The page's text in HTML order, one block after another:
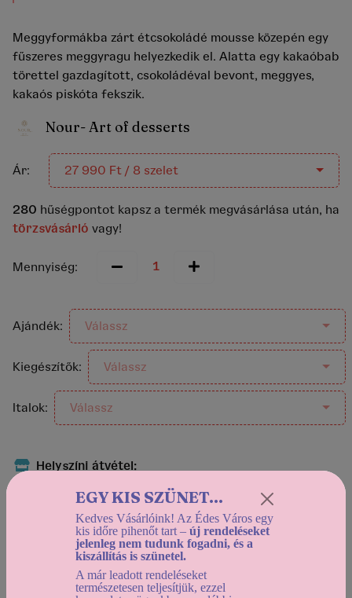
Meggyformákba zárt étcsokoládé mousse közepén egy
fűszeres meggyragu helyezkedik el. Alatta egy kakaóbab
törettel gazdagított, csokoládéval bevont, meggyes,
kakaós piskóta fekszik.
Nour- Art of desserts
Ár: 27 990 Ft / 8 szelet
280 hűségpontot kapsz a termék megvásárlása után, ha
törzsvásárló vagy!
Mennyiség:
Ajándék: Válassz
Kiegészítők: Válassz
Italok: Válassz
Helyszíni átvétel:
Házhozszállítás:
Holnapután (2026-08-10) 12:30-tól
Használd adátumszűrőt, az elérhető kínálat
megtekintéséhez!
EGY KIS SZÜNET...
Kedves Vásárlóink! Az Édes Város egy
kis időre pihenőt tart – új rendeléseket
jelenleg nem tudunk fogadni, és a
kiszállítás is szünetel.
A már leadott rendeléseket
természetesen teljesítjük, ezzel